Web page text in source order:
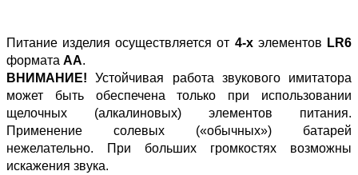
Питание изделия осуществляется от 4-хэлементов LR6
формата АА.
ВНИМАНИЕ! Устойчивая работа звукового имитатора
может быть обеспечена только при использовании
щелочных (алкалиновых) элементов питания.
Применение солевых («обычных») батарей
нежелательно. При больших громкостях возможны
искажения звука.